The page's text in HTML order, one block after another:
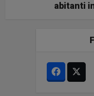
abitanti